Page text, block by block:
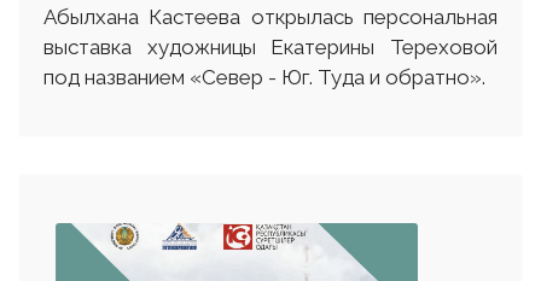
Абылхана Кастеева открылась персональная
выставка художницы Екатерины Тереховой
под названием «Север - Юг. Туда и обратно».